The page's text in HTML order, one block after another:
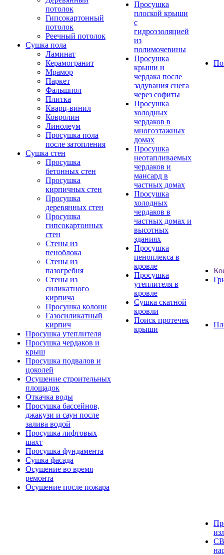
потолок
Гипсокартонный
потолок
Реечный потолок
Сушка пола
Ламинат
Керамогранит
Мрамор
Паркет
Фальшпол
Плитка
Кварц-винил
Ковролин
Линолеум
Просушка пола
после затопления
Сушка стен
Просушка
бетонных стен
Просушка
кирпичных стен
Просушка
деревянных стен
Просушка
гипсокартонных
стен
Стены из
пеноблока
Стены из
пазогребня
Стены из
силикатного
кирпича
Просушка колонн
Газосиликатный
кирпич
Просушка утеплителя
Просушка чердаков и
крыш
Просушка подвалов и
цоколей
Осушение строительных
площадок
Откачка воды
Просушка бассейнов,
джакузи и саун после
залива водой
Просушка лифтовых
шахт
Просушка фундамента
Сушка фасада
Осушение во время
ремонта
Осушение после пожара
Просушка
плоской крыши
с
гидроэзоляцией
из
полимочевины
Просушка
крыши и
чердака после
задувания снега
через софиты
Просушка
холодных
чердаков в
многоэтажных
домах
Просушка
неотапливаемых
чердаков и
мансард в
частных домах
Просушка
холодных
чердаков в
частных домах и
высотных
зданиях
Просушка
пеноплекса в
кровле
Просушка
утеплителя в
кровле
Сушка скатной
кровли
Поиск протечек
крыши